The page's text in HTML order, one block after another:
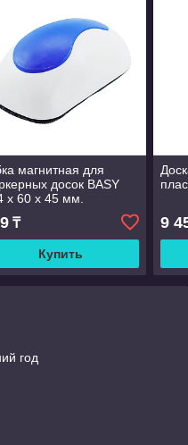
магнитная для
досок BASY
x 60 х 45 мм.
₸
Купить
9
год